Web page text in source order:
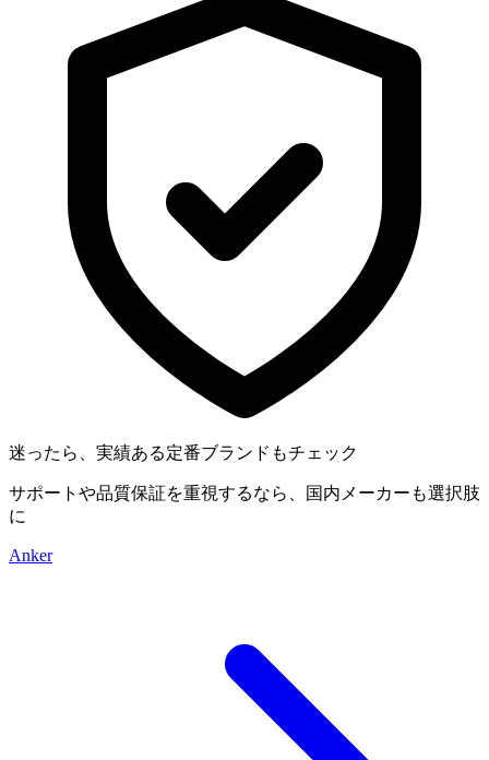
迷ったら、実績ある定番ブランドもチェック
サポートや品質保証を重視するなら、国内メーカーも選択肢
に
Anker